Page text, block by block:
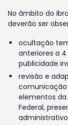
No âmbito do
deverão ser
ocultação
anteriores a
publicidade
revisão e
comunicação
elementos da
Federal,